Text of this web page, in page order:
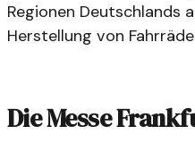
Regionen Deutschlands
Herstellung von
Die Messe